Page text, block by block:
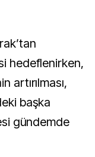
hedeflenirken,
artırılması,
başka
gündemde